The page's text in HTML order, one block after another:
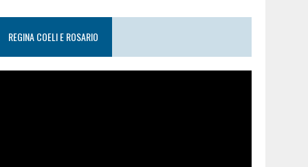
REGINA COELI E ROSARIO